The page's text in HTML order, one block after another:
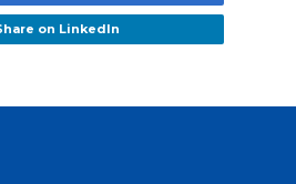
on LinkedIn